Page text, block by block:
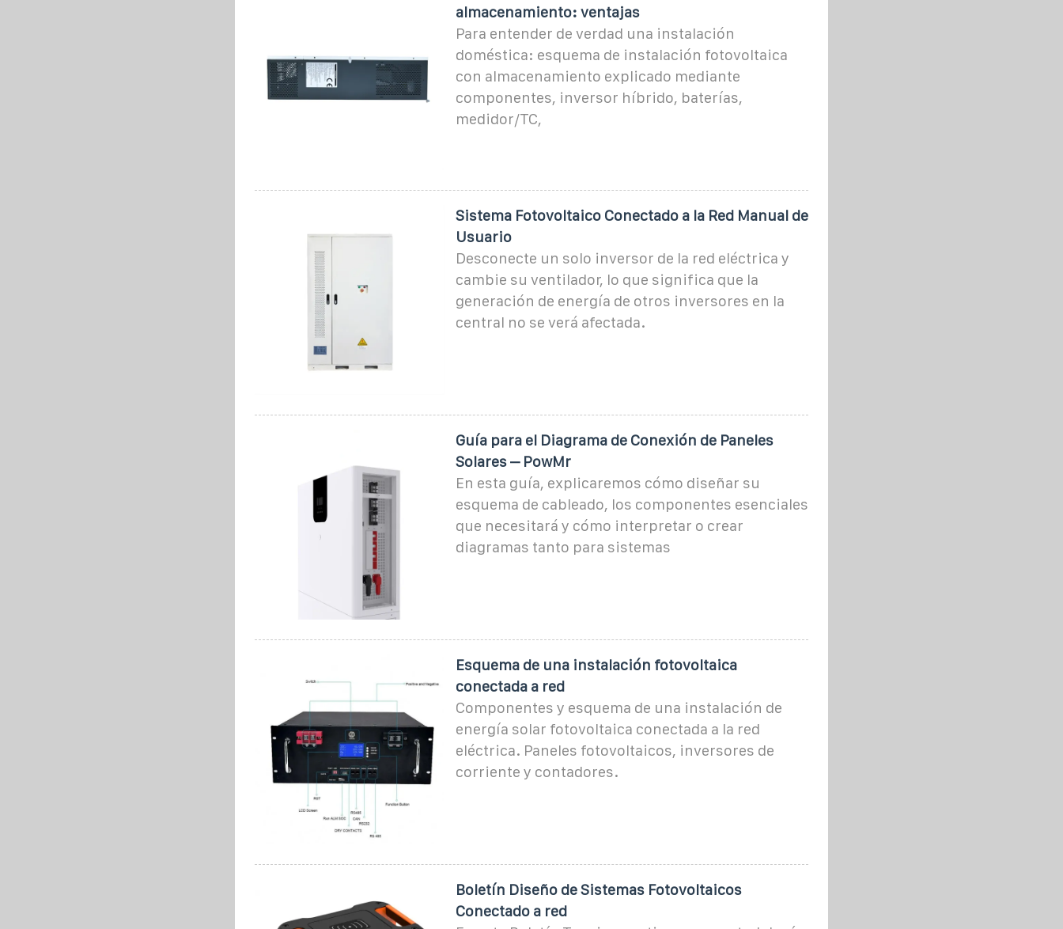
almacenamiento: ventajas
Para entender de verdad una instalación
doméstica: esquema de instalación fotovoltaica
con almacenamiento explicado mediante
componentes, inversor híbrido, baterías,
medidor/TC,
Sistema Fotovoltaico Conectado a la Red Manual de
Usuario
Desconecte un solo inversor de la red eléctrica y
cambie su ventilador, lo que significa que la
generación de energía de otros inversores en la
central no se verá afectada.
Guía para el Diagrama de Conexión de Paneles
Solares – PowMr
En esta guía, explicaremos cómo diseñar su
esquema de cableado, los componentes esenciales
que necesitará y cómo interpretar o crear
diagramas tanto para sistemas
Esquema de una instalación fotovoltaica
conectada a red
Componentes y esquema de una instalación de
energía solar fotovoltaica conectada a la red
eléctrica. Paneles fotovoltaicos, inversores de
corriente y contadores.
Boletín Diseño de Sistemas Fotovoltaicos
Conectado a red